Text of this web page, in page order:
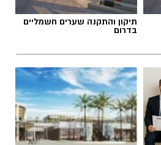
תיקון והתקנה שערים חשמליים
בדרום